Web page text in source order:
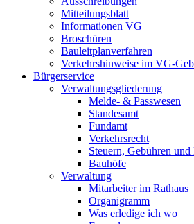
Mitteilungsblatt
Informationen VG
Broschüren
Bauleitplanverfahren
Verkehrshinweise im VG-
Bürgerservice
Verwaltungsgliederung
Melde- & Passwesen
Standesamt
Fundamt
Verkehrsrecht
Steuern, Gebühren und
Bauhöfe
Verwaltung
Mitarbeiter im Rathaus
Organigramm
Was erledige ich wo